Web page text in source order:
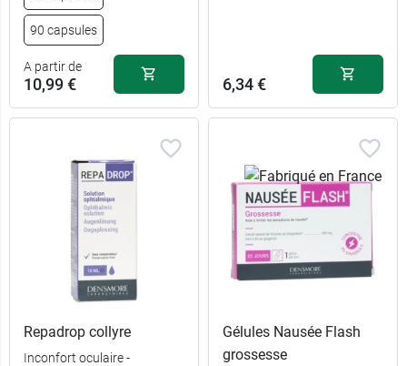
90 capsules
A partir de
10,99 € 6,34 €
Repadrop collyre
Inconfort oculaire -
Gélules Nausée Flash
grossesse